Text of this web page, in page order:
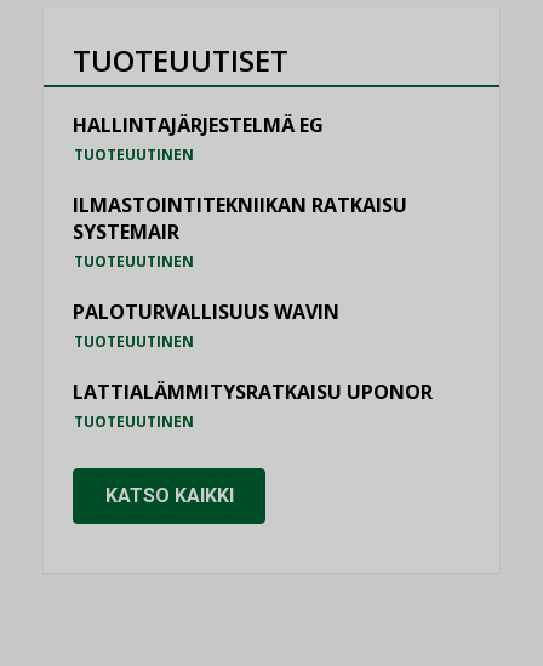
TUOTEUUTISET
HALLINTAJÄRJESTELMÄ EG
TUOTEUUTINEN
ILMASTOINTITEKNIIKAN RATKAISU
SYSTEMAIR
TUOTEUUTINEN
PALOTURVALLISUUS WAVIN
TUOTEUUTINEN
LATTIALÄMMITYSRATKAISU UPONOR
TUOTEUUTINEN
KATSO KAIKKI